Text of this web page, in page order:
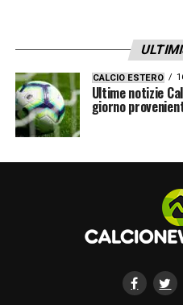
CALCIO ESTERO
Ultime notizie
giorno